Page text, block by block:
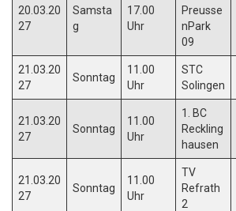
20.03.20
27
Samsta
g
17.00
Uhr
Preusse
nPark
09
21.03.20
27
Sonntag
11.00
Uhr
STC
Solingen
21.03.20
27
Sonntag
11.00
Uhr
1. BC
Reckling
hausen
21.03.20
27
Sonntag
11.00
Uhr
TV
Refrath
2